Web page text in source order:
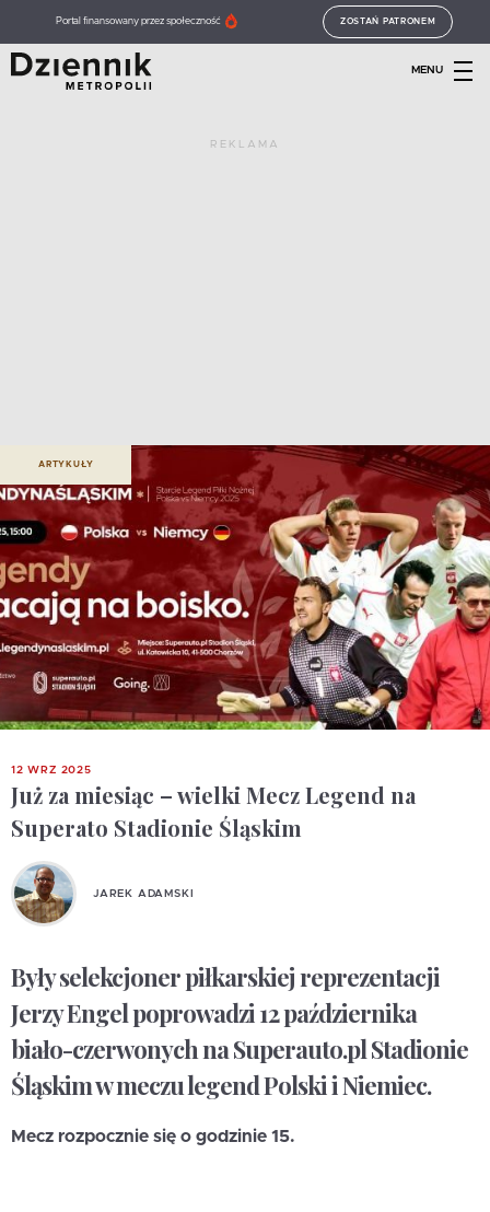
Portal finansowany przez społeczność ZOSTAŃ PATRONEM
MENU
REKLAMA
ARTYKUŁY
12 WRZ 2025
Już za miesiąc – wielki Mecz Legend na
Superato Stadionie Śląskim
JAREK ADAMSKI
Były selekcjoner piłkarskiej reprezentacji
Jerzy Engel poprowadzi 12 października
biało-czerwonych na Superauto.pl Stadionie
Śląskim w meczu legend Polski i Niemiec.
Mecz rozpocznie się o godzinie 15.